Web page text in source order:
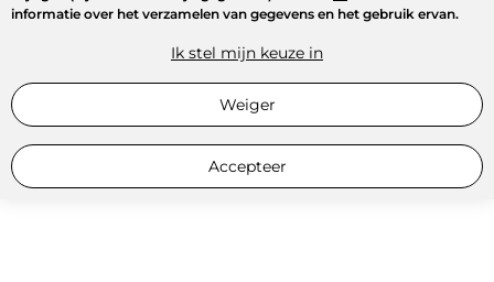
informatie over het verzamelen van gegevens en het gebruik ervan.
Ik stel mijn keuze in
Weiger
Accepteer